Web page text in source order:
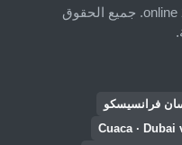
حقوق النشر © الطقس.online 2026. جميع الحقوق
Cuaca ·